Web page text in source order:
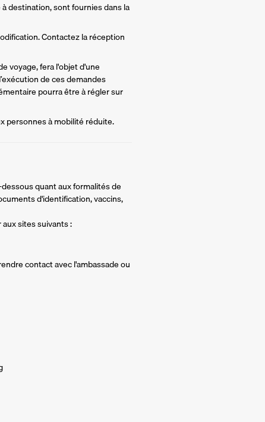
destination, sont fournies dans la
Contactez la réception
voyage, fera l'objet d'une
de ces demandes
pourra être à régler sur
personnes à mobilité réduite.
quant aux formalités de
d'identification, vaccins,
sites suivants :
contact avec l'ambassade ou